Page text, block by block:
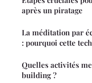
après un piratage
La méditation par
: pourquoi cette
Quelles activités
building ?